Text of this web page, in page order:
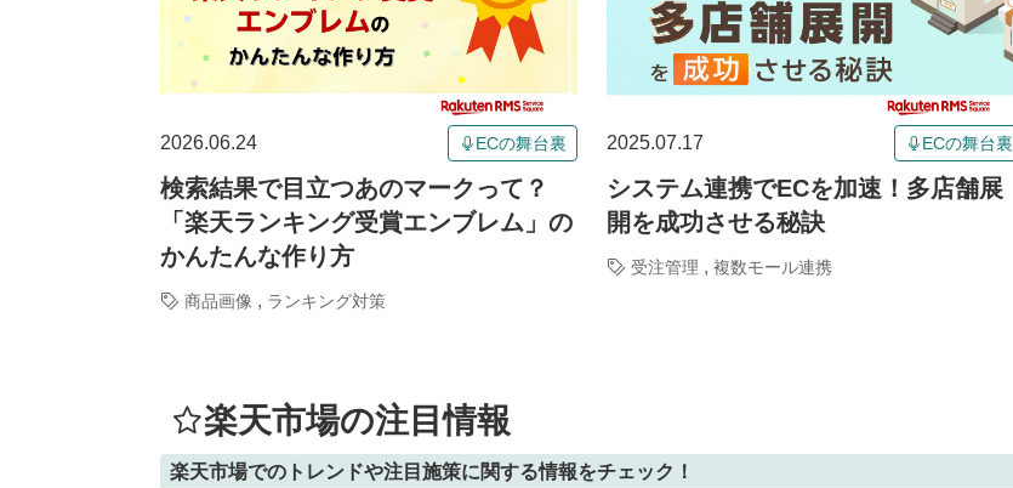
2026.06.24 ECの舞台裏
検索結果で目立つあのマークって？
「楽天ランキング受賞エンブレム」の
かんたんな作り方
商品画像 , ランキング対策
2025.07.17 ECの舞台裏
システム連携でECを加速！多店舗展
開を成功させる秘訣
受注管理 , 複数モール連携
楽天市場の注目情報
楽天市場でのトレンドや注目施策に関する情報をチェック！